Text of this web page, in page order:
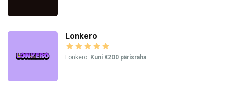
Lonkero
Lonkero: Kuni €200 pärisraha